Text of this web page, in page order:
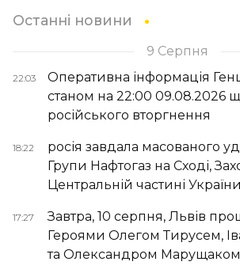
Останні новини
9 Серпня
22:03
Оперативна інформація
станом на 22:00 09.08.2026
російського вторгнення
18:22
росія завдала масованого
Групи Нафтогаз на Сході,
Центральній частині України
17:27
Завтра, 10 серпня, Львів
Героями Олегом Тирусем,
та Олександром Марущаком